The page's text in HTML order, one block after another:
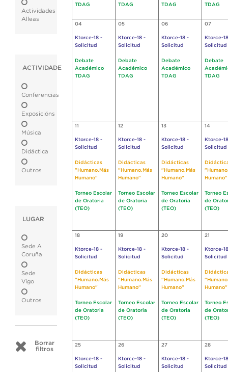
Actividades
Alleas
ACTIVIDADE
Conferencias
Exposicións
Música
Didáctica
Outros
LUGAR
Sede A
Coruña
Sede
Vigo
Outros
Borrar
filtros
TDAG
TDAG
TDAG
TDAG
04
Ktorce-18 -
Solicitud
Debate
Académico
TDAG
05
Ktorce-18 -
Solicitud
Debate
Académico
TDAG
06
Ktorce-18 -
Solicitud
Debate
Académico
TDAG
07
Ktorce-
Solicitud
Debate
TDAG
11
Ktorce-18 -
Solicitud
Didácticas
"Humano.Más
Humano"
Torneo Escolar
de Oratoria
(TEO)
12
Ktorce-18 -
Solicitud
Didácticas
"Humano.Más
Humano"
Torneo Escolar
de Oratoria
(TEO)
13
Ktorce-18 -
Solicitud
Didácticas
"Humano.Más
Humano"
Torneo Escolar
de Oratoria
(TEO)
14
Ktorce-
Solicitud
Humano"
Torneo
de
(TEO)
18
Ktorce-18 -
Solicitud
Didácticas
"Humano.Más
Humano"
Torneo Escolar
de Oratoria
(TEO)
19
Ktorce-18 -
Solicitud
Didácticas
"Humano.Más
Humano"
Torneo Escolar
de Oratoria
(TEO)
20
Ktorce-18 -
Solicitud
Didácticas
"Humano.Más
Humano"
Torneo Escolar
de Oratoria
(TEO)
21
Ktorce-
Solicitud
Humano"
Torneo
de
(TEO)
25
Ktorce-18 -
Solicitud
26
Ktorce-18 -
Solicitud
27
Ktorce-18 -
Solicitud
28
Ktorce-
Solicitud